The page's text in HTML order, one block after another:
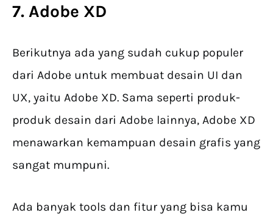
7. Adobe XD
Berikutnya ada yang sudah cukup populer
dari Adobe untuk membuat desain UI dan
UX, yaitu Adobe XD. Sama seperti produk-
produk desain dari Adobe lainnya, Adobe XD
menawarkan kemampuan desain grafis yang
sangat mumpuni.
Ada banyak tools dan fitur yang bisa kamu